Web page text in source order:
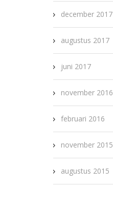
december 2017
augustus 2017
juni 2017
november 2016
februari 2016
november 2015
augustus 2015